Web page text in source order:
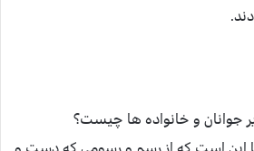
جوانان و خانواده ها چیست؟